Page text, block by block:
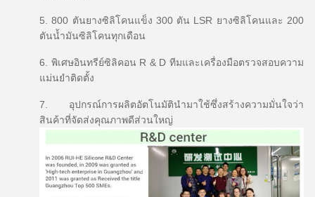
5. 800 ตันยางซิลิโคนแข็ง 300 ตัน LSR ยางซิลิโคนและ 200
ตันน้ำมันซิลิโคนทุกเดือน
6. พิเศษอินทรีย์ซิลิคอน R & D ทีมและเครื่องมือตรวจสอบความ
แม่นยำติดตั้ง
7. อุปกรณ์การผลิตอัตโนมัตินำมาใช้ซึ่งสร้างความมั่นใจว่า
สินค้าที่จัดส่งคุณภาพดีส่วนใหญ่